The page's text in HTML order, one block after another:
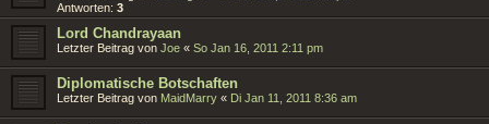
Antworten: 3
Lord Chandrayaan
Letzter Beitrag von Joe « So Jan 16, 2011 2:11 pm
Diplomatische Botschaften
Letzter Beitrag von MaidMarry « Di Jan 11, 2011 8:36 am